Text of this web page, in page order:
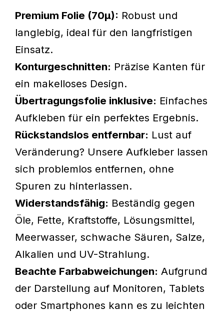
Premium Folie (70µ): Robust und
langlebig, ideal für den langfristigen
Einsatz.
Konturgeschnitten: Präzise Kanten für
ein makelloses Design.
Übertragungsfolie inklusive: Einfaches
Aufkleben für ein perfektes Ergebnis.
Rückstandslos entfernbar: Lust auf
Veränderung? Unsere Aufkleber lassen
sich problemlos entfernen, ohne
Spuren zu hinterlassen.
Widerstandsfähig: Beständig gegen
Öle, Fette, Kraftstoffe, Lösungsmittel,
Meerwasser, schwache Säuren, Salze,
Alkalien und UV-Strahlung.
Beachte Farbabweichungen: Aufgrund
der Darstellung auf Monitoren, Tablets
oder Smartphones kann es zu leichten